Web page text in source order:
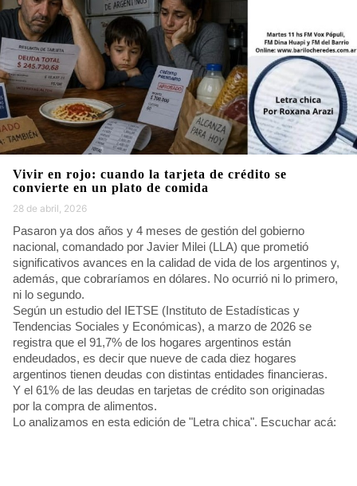
Vivir en rojo: cuando la tarjeta de crédito se
convierte en un plato de comida
28 de abril, 2026
Pasaron ya dos años y 4 meses de gestión del gobierno
nacional, comandado por Javier Milei (LLA) que prometió
significativos avances en la calidad de vida de los argentinos y,
además, que cobraríamos en dólares. No ocurrió ni lo primero,
ni lo segundo.
Según un estudio del IETSE (Instituto de Estadísticas y
Tendencias Sociales y Económicas), a marzo de 2026 se
registra que el 91,7% de los hogares argentinos están
endeudados, es decir que nueve de cada diez hogares
argentinos tienen deudas con distintas entidades financieras.
Y el 61% de las deudas en tarjetas de crédito son originadas
por la compra de alimentos.
Lo analizamos en esta edición de "Letra chica". Escuchar acá: